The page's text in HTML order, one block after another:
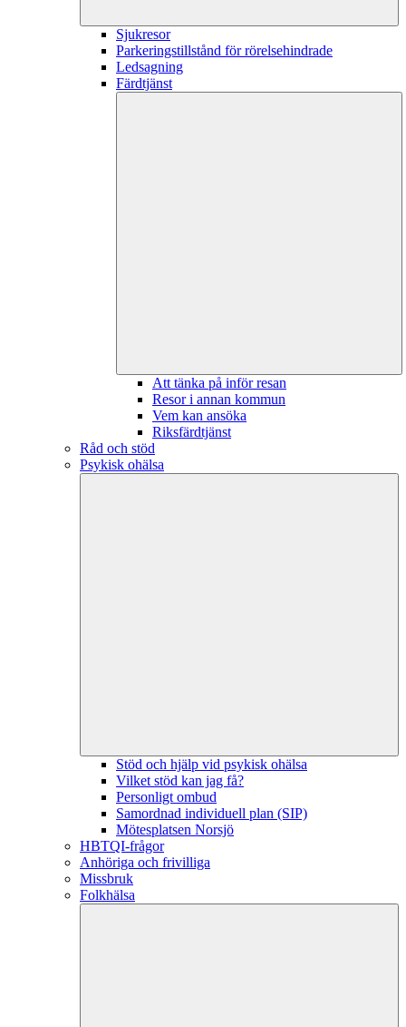
Sjukresor
Parkeringstillstånd för rörelsehindrade
Ledsagning
Färdtjänst
Att tänka på inför resan
Resor i annan kommun
Vem kan ansöka
Riksfärdtjänst
Råd och stöd
Psykisk ohälsa
Stöd och hjälp vid psykisk ohälsa
Vilket stöd kan jag få?
Personligt ombud
Samordnad individuell plan (SIP)
Mötesplatsen Norsjö
HBTQI-frågor
Anhöriga och frivilliga
Missbruk
Folkhälsa